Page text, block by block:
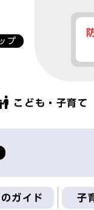
プ
こども・子育て
ガイド 子